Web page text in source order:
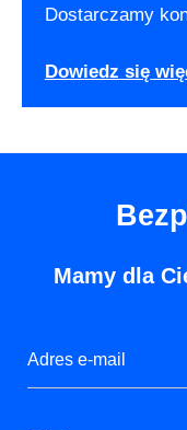
Dostarczamy
Dowiedz się
Mamy dla